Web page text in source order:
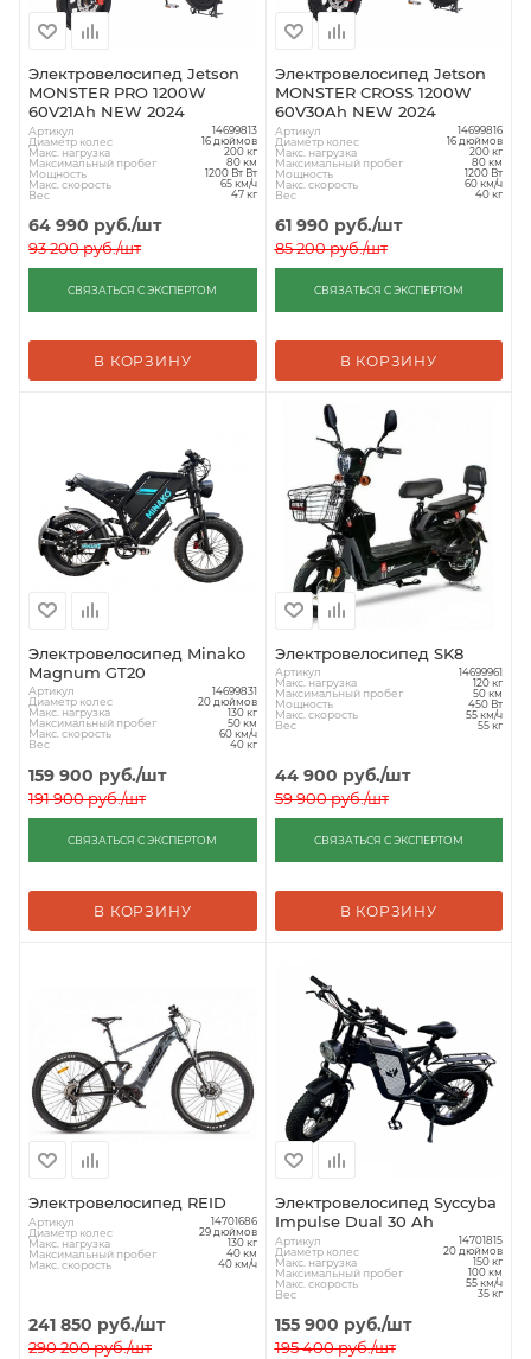
Электровелосипед Jetson
MONSTER PRO 1200W
60V21Ah NEW 2024
Артикул 14699813
Диаметр колес 16 дюймов
Макс. нагрузка 200 кг
Максимальный пробег 80 км
Мощность 1200 Вт Вт
Макс. скорость 65 км/ч
Вес 47 кг
64 990 руб./шт
93 200руб./шт
СВЯЗАТЬСЯ С ЭКСПЕРТОМ
В КОРЗИНУ
Электровелосипед Jetson
MONSTER CROSS 1200W
60V30Ah NEW 2024
Артикул 14699816
Диаметр колес 16 дюймов
Макс. нагрузка 200 кг
Максимальный пробег 80 км
Мощность 1200 Вт
Макс. скорость 60 км/ч
Вес 40 кг
61 990 руб./шт
85 200руб./шт
СВЯЗАТЬСЯ С ЭКСПЕРТОМ
В КОРЗИНУ
Электровелосипед Minako
Magnum GT20
Артикул 14699831
Диаметр колес 20 дюймов
Макс. нагрузка 130 кг
Максимальный пробег 50 км
Макс. скорость 60 км/ч
Вес 40 кг
159 900 руб./шт
191 900руб./шт
СВЯЗАТЬСЯ С ЭКСПЕРТОМ
В КОРЗИНУ
Электровелосипед SK8
Артикул 14699961
Макс. нагрузка 120 кг
Максимальный пробег 50 км
Мощность 450 Вт
Макс. скорость 55 км/ч
Вес 55 кг
44 900 руб./шт
59 900руб./шт
СВЯЗАТЬСЯ С ЭКСПЕРТОМ
В КОРЗИНУ
Электровелосипед REID
Артикул 14701686
Диаметр колес 29 дюймов
Макс. нагрузка 130 кг
Максимальный пробег 40 км
Макс. скорость 40 км/ч
241 850 руб./шт
290 200руб./шт
Электровелосипед Syccyba
Impulse Dual 30 Ah
Артикул 14701815
Диаметр колес 20 дюймов
Макс. нагрузка 150 кг
Максимальный пробег 100 км
Макс. скорость 55 км/ч
Вес 35 кг
155 900 руб./шт
195 400руб./шт